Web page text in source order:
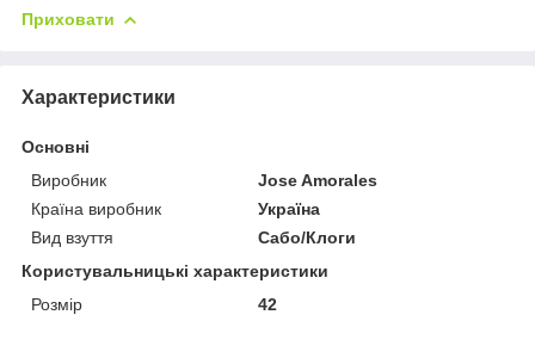
Приховати
Характеристики
Основні
Виробник
Jose Amorales
Країна виробник
Україна
Вид взуття
Сабо/Клоги
Користувальницькі характеристики
Розмір
42